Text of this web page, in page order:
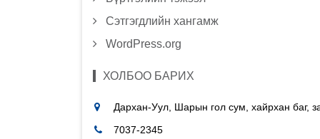
Сэтгэгдлийн хангамж
WordPress.org
ХОЛБОО БАРИХ
Дархан-Уул, Шарын гол сум, хайрхан баг,
7037-2345